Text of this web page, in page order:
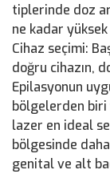
tiplerinde doz
ne kadar
Cihaz seçimi:
doğru cihazın,
Epilasyonun
bölgelerden biri
lazer en ideal
bölgesinde
genital ve alt